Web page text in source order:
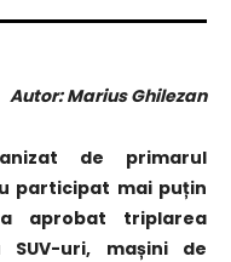
Autor: Marius Ghilezan
de primarul
participat mai puțin
aprobat triplarea
uri, mașini de